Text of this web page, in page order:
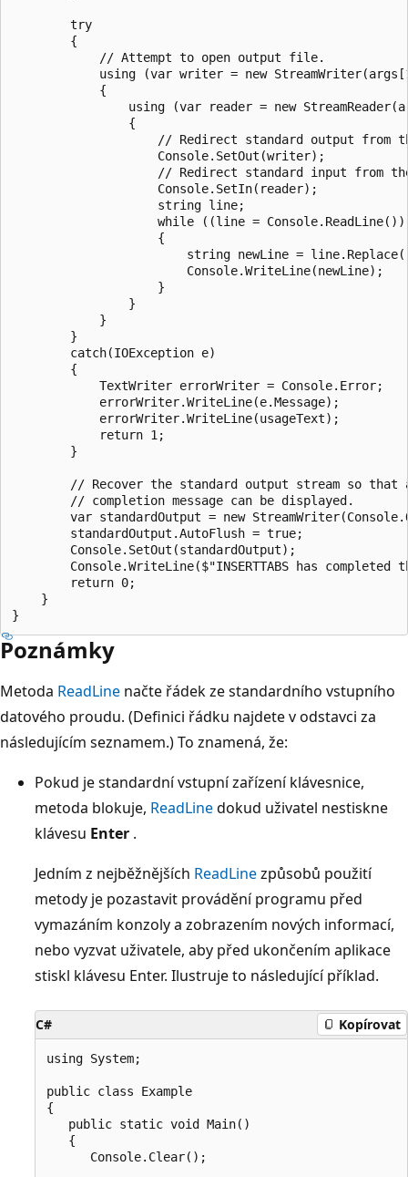
        try
        {
            // Attempt to open output file.
using (var writer = new
            {
using (var reader = new
                {
// Redirect standard output from
                    Console.SetOut(writer);
// Redirect standard input from
                    Console.SetIn(reader);
                    string line;
while ((line =
                    {
string newLine =
                        Console.WriteLine(newLine);
                    }
                }
            }
        }
        catch(IOException e)
        {
            TextWriter errorWriter = Console.Error;
            errorWriter.WriteLine(e.Message);
            errorWriter.WriteLine(usageText);
            return 1;
        }
// Recover the standard output stream so that
        // completion message can be displayed.
var standardOutput = new
        standardOutput.AutoFlush = true;
        Console.SetOut(standardOutput);
Console.WriteLine($"INSERTTABS has completed
        return 0;
    }
Poznámky
Metoda ReadLine načte řádek ze standardního vstupního
datového proudu. (Definici řádku najdete v odstavci za
následujícím seznamem.) To znamená, že:
Pokud je standardní vstupní zařízení klávesnice,
metoda blokuje, ReadLinedokud uživatel nestiskne
klávesu Enter .
Jedním z nejběžnějších ReadLinezpůsobů použití
metody je pozastavit provádění programu před
vymazáním konzoly a zobrazením nových informací,
nebo vyzvat uživatele, aby před ukončením aplikace
stiskl klávesu Enter. Ilustruje to následující příklad.
C# Kopírovat
using System;
public class Example
{
   public static void Main()
   {
      Console.Clear();